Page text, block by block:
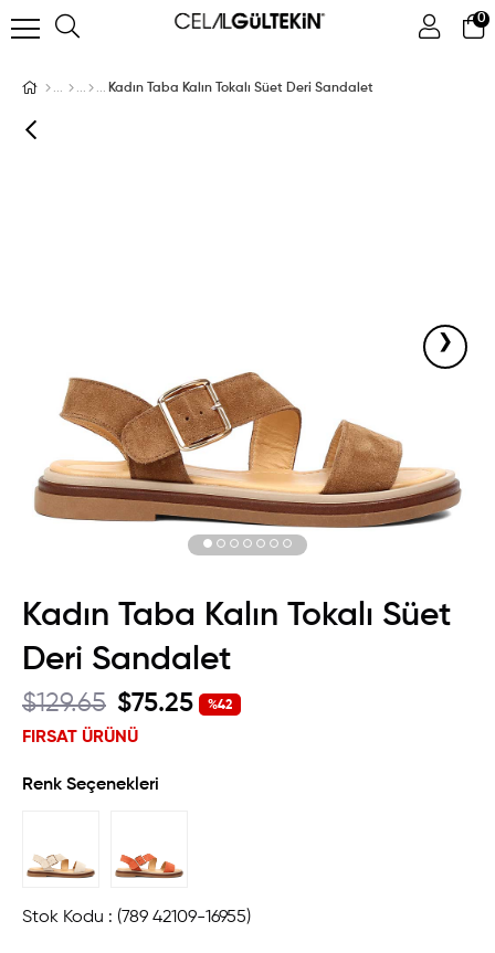
0
ÜYE GIRIŞI ÜYE OL Facebook İle Bağlan
Kadın Taba Kalın Tokalı Süet Deri Sandalet
›
Kadın Taba Kalın Tokalı Süet
Deri Sandalet
$129.65 $75.25
FIRSAT ÜRÜNÜ
%42
Renk Seçenekleri
Stok Kodu (789 42109-16955)